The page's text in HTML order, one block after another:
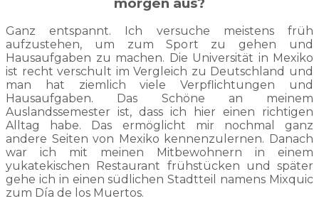
Ganz entspannt. Ich versuche meistens früh
aufzustehen, um zum Sport zu gehen und
Hausaufgaben zu machen. Die Universität in Mexiko
ist recht verschult im Vergleich zu Deutschland und
man hat ziemlich viele Verpflichtungen und
Hausaufgaben. Das Schöne an meinem
Auslandssemester ist, dass ich hier einen richtigen
Alltag habe. Das ermöglicht mir nochmal ganz
andere Seiten von Mexiko kennenzulernen. Danach
war ich mit meinen Mitbewohnern in einem
yukatekischen Restaurant frühstücken und später
gehe ich in einen südlichen Stadtteil namens Mixquic
zum Día de los Muertos.